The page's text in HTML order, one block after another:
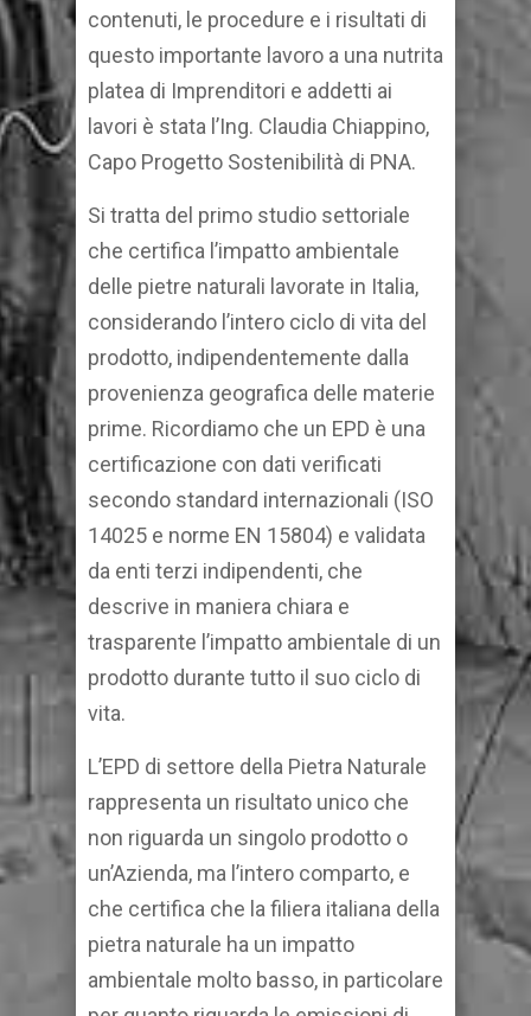
contenuti, le procedure e i risultati di
questo importante lavoro a una nutrita
platea di Imprenditori e addetti ai
lavori è stata l’Ing. Claudia Chiappino,
Capo Progetto Sostenibilità di PNA.
Si tratta del primo studio settoriale
che certifica l’impatto ambientale
delle pietre naturali lavorate in Italia,
considerando l’intero ciclo di vita del
prodotto, indipendentemente dalla
provenienza geografica delle materie
prime. Ricordiamo che un EPD è una
certificazione con dati verificati
secondo standard internazionali (ISO
14025 e norme EN 15804) e validata
da enti terzi indipendenti, che
descrive in maniera chiara e
trasparente l’impatto ambientale di un
prodotto durante tutto il suo ciclo di
vita.
L’EPD di settore della Pietra Naturale
rappresenta un risultato unico che
non riguarda un singolo prodotto o
un’Azienda, ma l’intero comparto, e
che certifica che la filiera italiana della
pietra naturale ha un impatto
ambientale molto basso, in particolare